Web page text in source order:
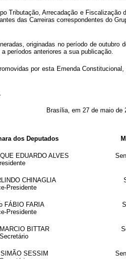
Tributação, Arrecadação e Fiscalização
das Carreiras correspondentes do
originadas no período de
períodos anteriores a sua publicação.
por esta Emenda
Brasília, em 27 de maio de
dos Deputados
EDUARDO ALVES
CHINAGLIA
Presidente
FÁBIO FARIA
Presidente
BITTAR
SESSIM